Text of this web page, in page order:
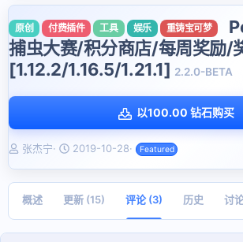
原创 付费插件 工具 娱乐 重铸宝可梦
捕虫大赛/积分商店/每周奖励/
[1.12.2/1.16.5/1.21.1] 2.2.0-BETA
以100.00 钻石购买
作
张杰宁
创
2019-10-28 Featured
概述 更新 (15) 评论 (3) 历史 讨